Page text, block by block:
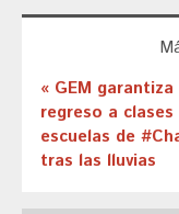
« GEM garantiza
regreso a clases
escuelas de
tras las lluvias